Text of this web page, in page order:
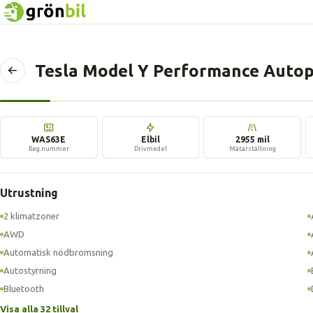
Tillbaka
föregående
sida
Tesla Model Y Performance
WAS63E
Reg.nummer
Elbil
Drivmedel
2955 mil
Mätarställning
Utrustning
2 klimatzoner
AWD
Automatisk nödbromsning
Autostyrning
Bluetooth
Visa alla 32 tillval